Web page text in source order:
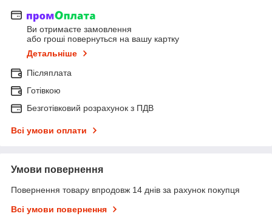
Ви отримаєте замовлення
або гроші повернуться на вашу картку
Детальніше
Післяплата
Готівкою
Безготівковий розрахунок з ПДВ
Всі умови оплати
Умови повернення
Повернення товару впродовж 14 днів за рахунок покупця
Всі умови повернення